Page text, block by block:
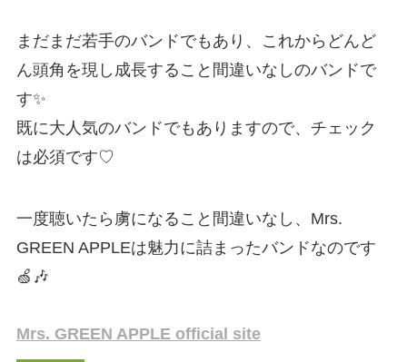
まだまだ若手のバンドでもあり、これからどんど
ん頭角を現し成長すること間違いなしのバンドで
す✨
既に大人気のバンドでもありますので、チェック
は必須です♡
一度聴いたら虜になること間違いなし、Mrs.
GREEN APPLEは魅力に詰まったバンドなのです
🍏🎶
Mrs. GREEN APPLE official site